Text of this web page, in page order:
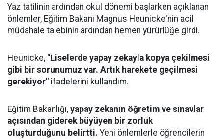
Yaz tatilinin ardından okul dönemi başlarken açıklanan
önlemler, Eğitim Bakanı Magnus Heunicke'nin acil
müdahale talebinin ardından hemen yürürlüğe girdi.
Heunicke, "Liselerde yapay zekayla kopya çekilmesi
gibi bir sorunumuz var. Artık harekete geçilmesi
gerekiyor" ifadelerini kullandım.
Eğitim Bakanlığı, yapay zekanın öğretim ve sınavlar
açısından giderek büyüyen bir zorluk
oluşturduğunu belirtti. Yeni önlemlerle öğrencilerin